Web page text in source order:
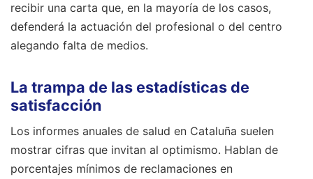
recibir una carta que, en la mayoría de los casos,
defenderá la actuación del profesional o del centro
alegando falta de medios.
La trampa de las estadísticas de
satisfacción
Los informes anuales de salud en Cataluña suelen
mostrar cifras que invitan al optimismo. Hablan de
porcentajes mínimos de reclamaciones en